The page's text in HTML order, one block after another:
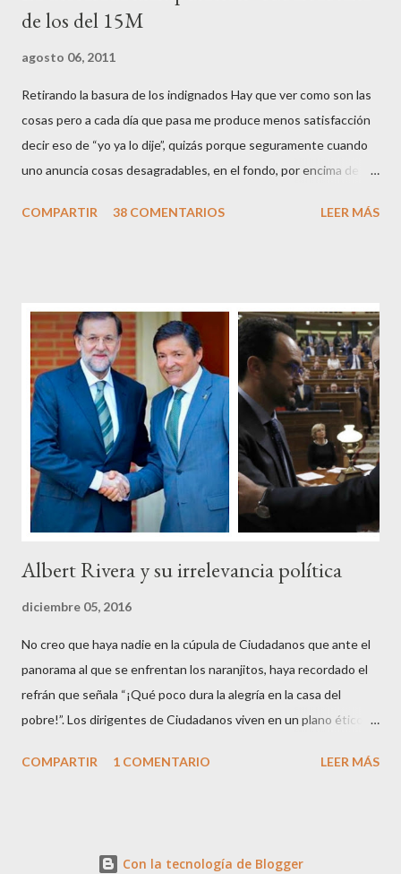
de los del 15M
agosto 06, 2011
Retirando la basura de los indignados Hay que ver como son las
cosas pero a cada día que pasa me produce menos satisfacción
decir eso de “yo ya lo dije”, quizás porque seguramente cuando
uno anuncia cosas desagradables, en el fondo, por encima de la
Pero francamente estos socialistas son tan transparentes en su
de ciudadanos, la mayoría de los cuales no han pagado jamás un
impuesto, sea por vocación o simplemente por no haber tenido
un trabajo en su vida, decidieron salir a la calle revestidos de la
sagrada túnica de la “indignación ciudadana” y con su actitud
crear una paradoja, se autodenominaban “movimiento 15M” y lo
que hicieron fue apoderarse de una plaza pública y allí sentaron
sus reales, bueno sus reales no,...
COMPARTIR 38 COMENTARIOS LEER MÁS
Albert Rivera y su irrelevancia política
diciembre 05, 2016
No creo que haya nadie en la cúpula de Ciudadanos que ante el
panorama al que se enfrentan los naranjitos, haya recordado el
refrán que señala “¡Qué poco dura la alegría en la casa del
pobre!”. Los dirigentes de Ciudadanos viven en un plano ético
política, inventores de la honestidad y defensores acérrimos de
política podrás ser muy fino, educado, bien parecido y tener
COMPARTIR 1 COMENTARIO LEER MÁS
Con la tecnología de Blogger